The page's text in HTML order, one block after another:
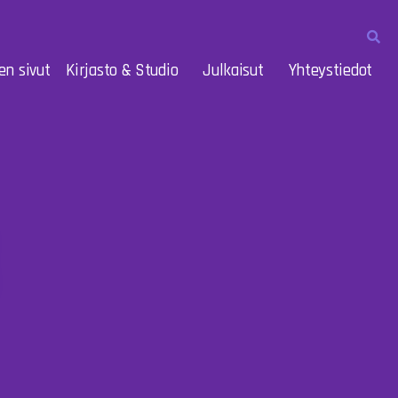
sivut Kirjasto & Studio Julkaisut Yhteystiedot